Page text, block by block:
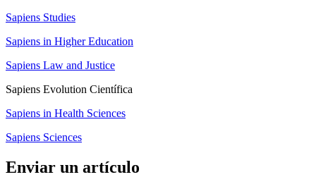
Sapiens Studies
Sapiens in Higher Education
Sapiens Law and Justice
Sapiens Evolution Científica
Sapiens in Health Sciences
Sapiens Sciences
Enviar un artículo